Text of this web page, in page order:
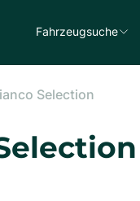
Fahrzeugsuche
Selection